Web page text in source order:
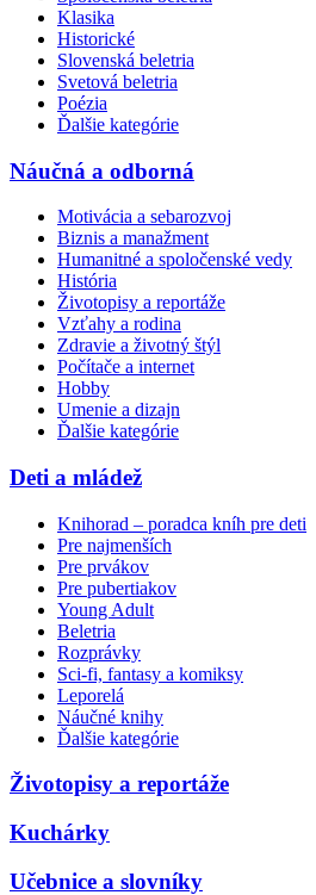
Klasika
Historické
Slovenská beletria
Svetová beletria
Poézia
Ďalšie kategórie
Náučná a odborná
Motivácia a sebarozvoj
Biznis a manažment
Humanitné a spoločenské vedy
História
Životopisy a reportáže
Vzťahy a rodina
Zdravie a životný štýl
Počítače a internet
Hobby
Umenie a dizajn
Ďalšie kategórie
Deti a mládež
Knihorad – poradca kníh pre deti
Pre najmenších
Pre prvákov
Pre pubertiakov
Young Adult
Beletria
Rozprávky
Sci-fi, fantasy a komiksy
Leporelá
Náučné knihy
Ďalšie kategórie
Životopisy a reportáže
Kuchárky
Učebnice a slovníky